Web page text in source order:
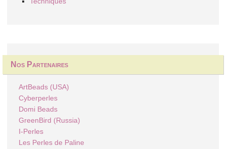
Nos Partenaires
ArtBeads (USA)
Cyberperles
Domi Beads
GreenBird (Russia)
I-Perles
Les Perles de Paline